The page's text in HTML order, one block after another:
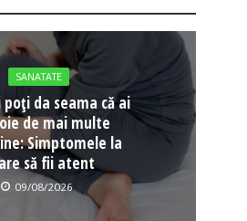
SANATATE
poți da seama că ai
de mai multe
Simptomele la
să fii atent
09/08/2026